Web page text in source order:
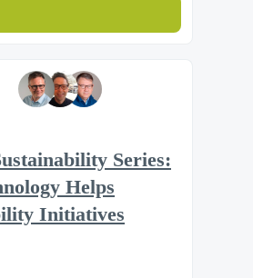
Series:
Helps
Initiatives